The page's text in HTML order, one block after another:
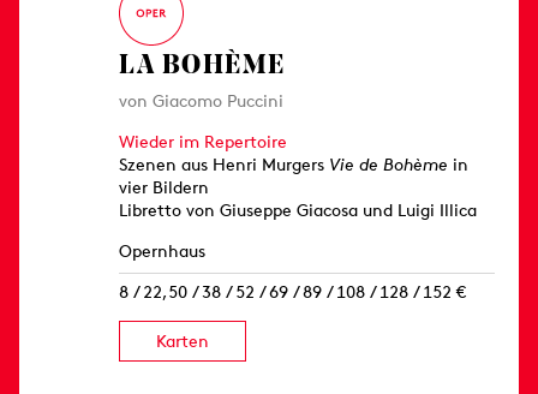
LA BOHÈME
von Giacomo Puccini
Wieder im Repertoire
Szenen aus Henri Murgers Vie de Bohème in
vier Bildern
Libretto von Giuseppe Giacosa und Luigi Illica
Opernhaus
8 / 22,50 / 38 / 52 / 69 / 89 / 108 / 128 / 152 €
Karten